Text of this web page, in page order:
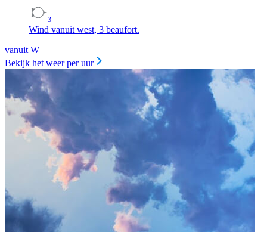
3
Wind vanuit west, 3 beaufort.
vanuit W
Bekijk het weer per uur